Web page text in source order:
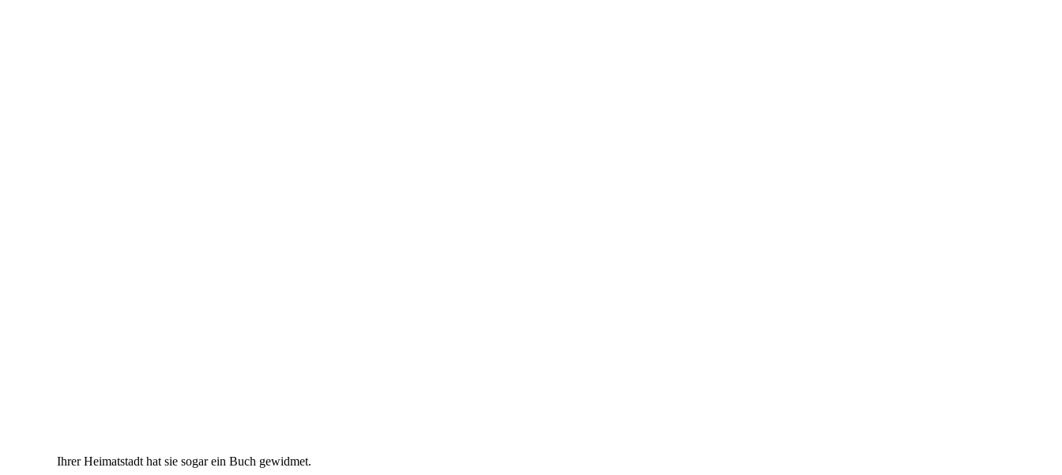
Ihrer Heimatstadt hat sie sogar ein Buch gewidmet.